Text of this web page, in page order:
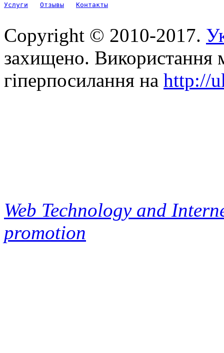
Услуги Отзывы Контакты
Copyright © 2010-2017.
захищено. Використання
гіперпосилання на http://
Web Technology and
promotion